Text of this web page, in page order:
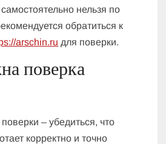
нельзя по
обратиться к
arschin.ru для поверки.
поверка
– убедиться, что
корректно и точно